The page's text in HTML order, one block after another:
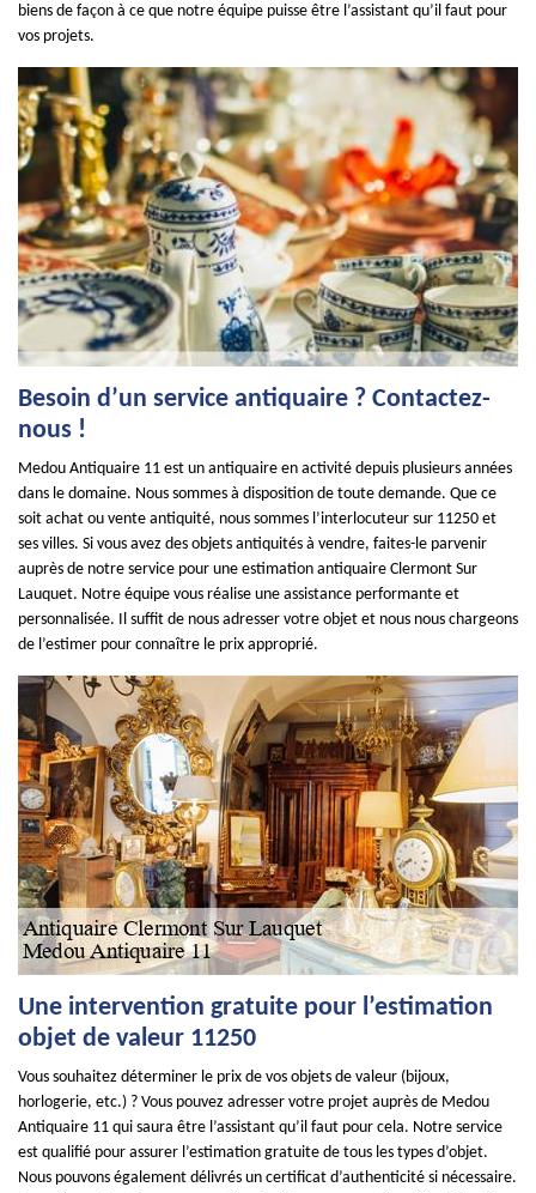
biens de façon à ce que notre équipe puisse être l’assistant qu’il faut pour
vos projets.
Besoin d’un service antiquaire ? Contactez-
nous !
Medou Antiquaire 11 est un antiquaire en activité depuis plusieurs années
dans le domaine. Nous sommes à disposition de toute demande. Que ce
soit achat ou vente antiquité, nous sommes l’interlocuteur sur 11250 et
ses villes. Si vous avez des objets antiquités à vendre, faites-le parvenir
auprès de notre service pour une estimation antiquaire Clermont Sur
Lauquet. Notre équipe vous réalise une assistance performante et
personnalisée. Il suffit de nous adresser votre objet et nous nous chargeons
de l’estimer pour connaître le prix approprié.
Une intervention gratuite pour l’estimation
objet de valeur 11250
Vous souhaitez déterminer le prix de vos objets de valeur (bijoux,
horlogerie, etc.) ? Vous pouvez adresser votre projet auprès de Medou
Antiquaire 11 qui saura être l’assistant qu’il faut pour cela. Notre service
est qualifié pour assurer l’estimation gratuite de tous les types d’objet.
Nous pouvons également délivrés un certificat d’authenticité si nécessaire.